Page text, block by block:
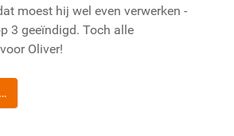
moest hij wel even verwerken -
3 geeïndigd. Toch alle
Oliver!